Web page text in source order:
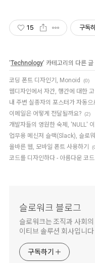
15 구독
'Technology' 카테고리의 다른 글
코딩 폰트 디자인기, Monoid (0)
웹디자인에서 자간, 행간에 대한
내 주변 실종자의 포스터가 자동으
이메일은 어떻게 전달될까요? (2)
개발자들의 영원한 숙제, 'NULL' 이
업무용 메신저 슬랙(Slack), 슬로
올바른 웹, 모바일 폰트 사용하기
코드를 디자인하다 - 아름다운 코
슬로워크 블로그
슬로워크는 조직과 사회
이티브 솔루션 회사입니다
구독하기